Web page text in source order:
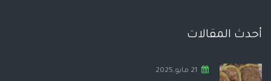
أحدث المقالات
21 مايو,2025